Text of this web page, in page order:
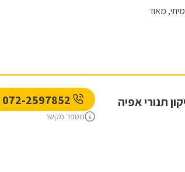
מאוד
תנורי אפיה
מספר מקשר